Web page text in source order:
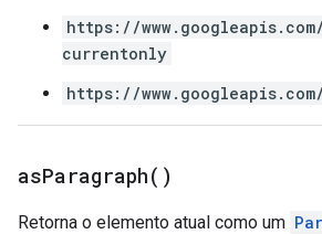
https://
currentonly
https://
asParagraph( )
Retorna o elemento atual como um